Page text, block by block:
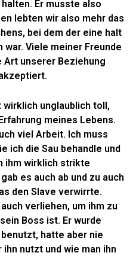
Er musste also
lebten wir also mehr das
bei dem der eine halt
Viele meiner Freunde
Art unserer Beziehung
unglaublich toll,
meines Lebens.
viel Arbeit. Ich muss
ich die Sau behandle und
ihm wirklich strikte
es auch ab und zu auch
den Slave verwirrte.
verliehen, um ihm zu
Boss ist. Er wurde
hatte aber nie
nutzt und wie man ihn